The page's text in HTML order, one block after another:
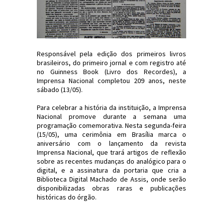
Responsável pela edição dos primeiros livros
brasileiros, do primeiro jornal e com registro até
no Guinness Book (Livro dos Recordes), a
Imprensa Nacional completou 209 anos, neste
sábado (13/05).
Para celebrar a história da instituição, a Imprensa
Nacional promove durante a semana uma
programação comemorativa. Nesta segunda-feira
(15/05), uma cerimônia em Brasília marca o
aniversário com o lançamento da revista
Imprensa Nacional, que trará artigos de reflexão
sobre as recentes mudanças do analógico para o
digital, e a assinatura da portaria que cria a
Biblioteca Digital Machado de Assis, onde serão
disponibilizadas obras raras e publicações
históricas do órgão.